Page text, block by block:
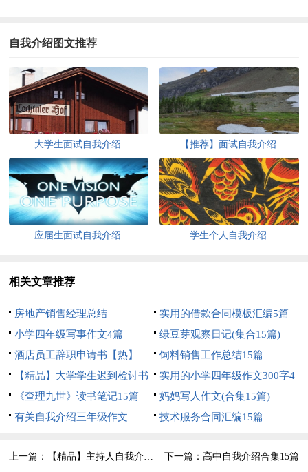
自我介绍图文推荐
大学生面试自我介绍 【推荐】面试自我介绍
应届生面试自我介绍 学生个人自我介绍
相关文章推荐
房地产销售经理总结
实用的借款合同模板汇编5篇
小学四年级写事作文4篇
绿豆芽观察日记(集合15篇)
酒店员工辞职申请书【热】
饲料销售工作总结15篇
【精品】大学学生迟到检讨书
3篇
实用的小学四年级作文300字4
篇
《查理九世》读书笔记15篇
妈妈写人作文(合集15篇)
有关自我介绍三年级作文
技术服务合同汇编15篇
上一篇： 【精品】主持人自我介绍模板锦集8篇 下一篇： 高中自我介绍合集15篇